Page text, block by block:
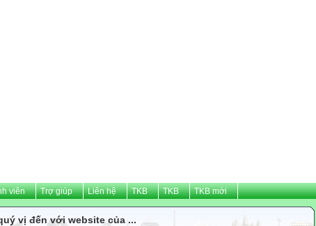
viên Trợ giúp Liên hệ TKB TKB TKB mới
vị đến với website của ...